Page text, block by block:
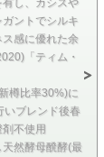
ントでシルキ
感に優れた余
「ティム・
樽比率30%)に
いブレンド後春
不使用
然酵母醗酵(最